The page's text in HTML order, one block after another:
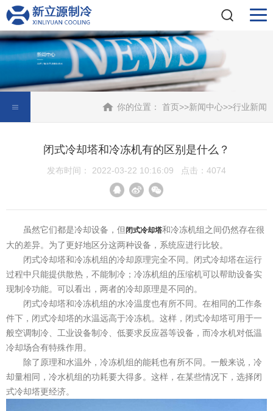
你的位置： 首页>>新闻中心>>行业新闻
闭式冷却塔和冷冻机有的区别是什么？
发布时间： 2022-03-22 10:16:09 点击：4074
虽然它们都是冷却设备，但 闭式冷却塔和冷冻机组之间仍然存在很
大的差异。为了更好地区分这两种设备，系统应进行比较。
闭式冷却塔和冷冻机组的冷却原理完全不同。闭式冷却塔在运行
过程中只能提供散热，不能制冷；冷冻机组的压缩机可以帮助设备实
现制冷功能。可以看出，两者的冷却原理是不同的。
闭式冷却塔和冷冻机组的水冷温度也有所不同。在相同的工作条
件下，闭式冷却塔的水温远高于冷冻机。这样，闭式冷却塔可用于一
般空调制冷、工业设备制冷、低要求反应器等设备，而冷水机对低温
冷却场合有特殊作用。
除了原理和水温外，冷冻机组的能耗也有所不同。一般来说，冷
却量相同，冷水机组的功耗要大得多。这样，在某些情况下，选择闭
式冷却塔更经济。